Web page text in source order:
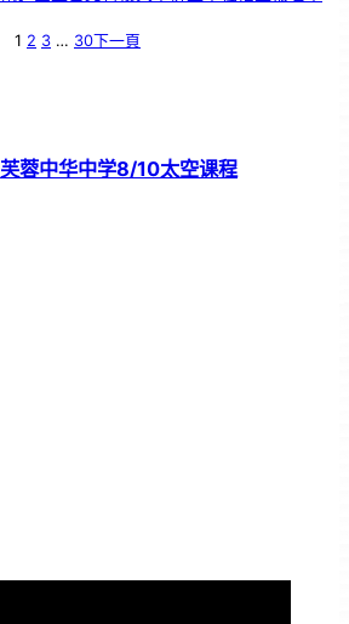
1 2 3 … 30下一頁
芙蓉中华中学8/10太空课程